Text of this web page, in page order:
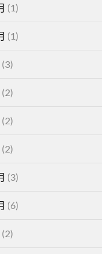
(1)
(1)
(3)
(2)
(2)
(2)
(3)
(6)
(2)